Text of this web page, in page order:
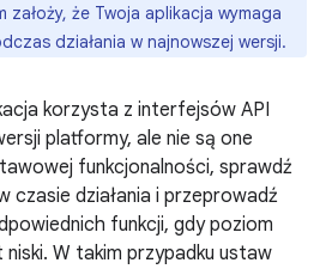
założy, że Twoja aplikacja wymaga
działania w najnowszej wersji.
korzysta z interfejsów API
platformy, ale nie są one
funkcjonalności, sprawdź
czasie działania i przeprowadź
funkcji, gdy poziom
W takim przypadku ustaw